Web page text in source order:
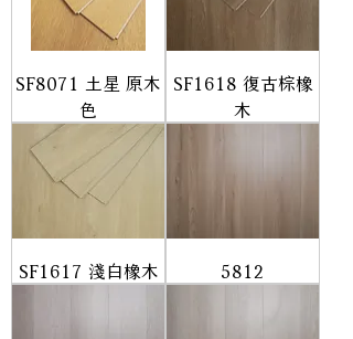
SF8071 土星 原木
色
SF1618 復古棕橡
木
SF1617 淺白橡木 5812